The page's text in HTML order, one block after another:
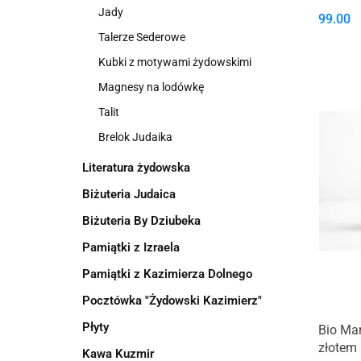
Jady
Talerze Sederowe
Kubki z motywami żydowskimi
Magnesy na lodówkę
Talit
Brelok Judaika
Literatura żydowska
Biżuteria Judaica
Biżuteria By Dziubeka
Pamiątki z Izraela
Pamiątki z Kazimierza Dolnego
Pocztówka "Żydowski Kazimierz"
Płyty
Kawa Kuzmir
99.00
Bio
złotem